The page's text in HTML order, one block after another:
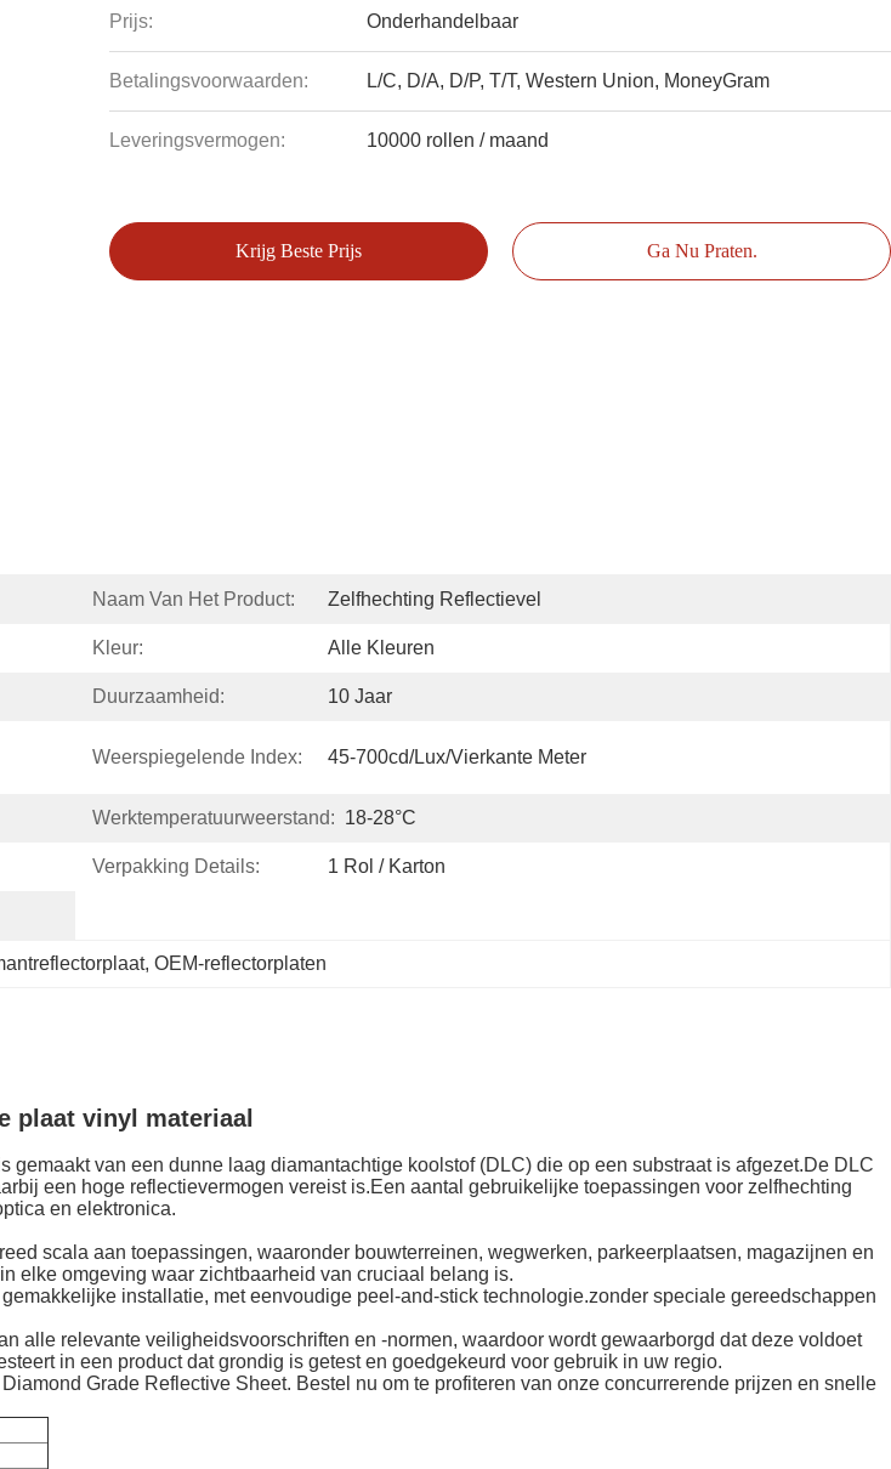
Prijs: Onderhandelbaar
Betalingsvoorwaarden: L/C, D/A, D/P, T/T, Western Union, MoneyGram
Leveringsvermogen: 10000 rollen / maand
Krijg Beste Prijs Ga Nu Praten.
Naam Van Het Product: Zelfhechting Reflectievel
Kleur: Alle Kleuren
Duurzaamheid: 10 Jaar
Weerspiegelende Index: 45-700cd/lux/vierkante Meter
Werktemperatuurweerstand: 18-28°C
Verpakking Details: 1 Rol / Karton
, OEM-reflectorplaten
plaat vinyl materiaal
van een dunne laag diamantachtige koolstof (DLC) die op een substraat is afgezet.De DLC
een hoge reflectievermogen vereist is.Een aantal gebruikelijke toepassingen voor zelfhechting
en elektronica.
scala aan toepassingen, waaronder bouwterreinen, wegwerken, parkeerplaatsen, magazijnen en
elke omgeving waar zichtbaarheid van cruciaal belang is.
installatie, met eenvoudige peel-and-stick technologie.zonder speciale gereedschappen
alle relevante veiligheidsvoorschriften en -normen, waardoor wordt gewaarborgd dat deze voldoet
in een product dat grondig is getest en goedgekeurd voor gebruik in uw regio.
Grade Reflective Sheet. Bestel nu om te profiteren van onze concurrerende prijzen en snelle